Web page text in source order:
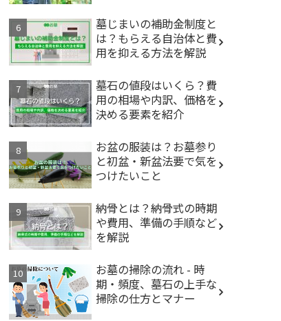
墓じまいの補助金制度と
は？もらえる自治体と費
用を抑える方法を解説
墓石の値段はいくら？費
用の相場や内訳、価格を
決める要素を紹介
お盆の服装は？お墓参り
と初盆・新盆法要で気を
つけたいこと
納骨とは？納骨式の時期
や費用、準備の手順など
を解説
お墓の掃除の流れ - 時
期・頻度、墓石の上手な
掃除の仕方とマナー